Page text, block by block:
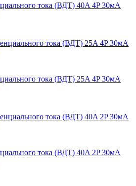
тока (ВДТ) 40A 4P 30мА
тока (ВДТ) 25A 4P 30мА
тока (ВДТ) 40A 2P 30мА